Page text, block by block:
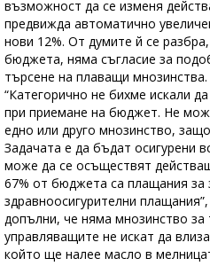
възможност да се изменя
предвижда автоматично
нови 12%. От думите й се
бюджета, няма съгласие за
търсене на плаващи мнозинства.
“Категорично не бихме искали
при приемане на бюджет. Не
едно или друго мнозинство,
Задачата е да бъдат осигурени
може да се осъществят
67% от бюджета са плащания за
здравноосигурителни
допълни, че няма мнозинство
управляващите не искат да
който ще налее масло в